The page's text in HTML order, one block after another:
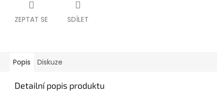
ZEPTAT SE SDÍLET
Popis Diskuze
Detailní popis produktu